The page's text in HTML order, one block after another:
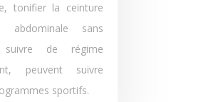
tonifier la ceinture
abdominale sans
de régime
peuvent suivre
sportifs.